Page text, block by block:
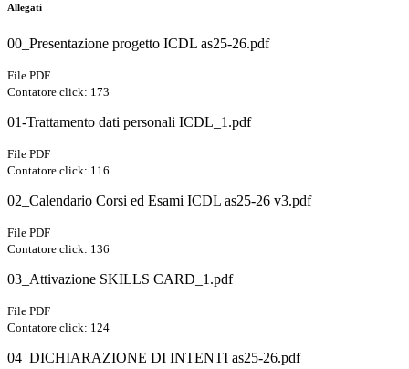
Allegati
00_Presentazione progetto ICDL as25-26.pdf
File PDF
Contatore click: 173
01-Trattamento dati personali ICDL_1.pdf
File PDF
Contatore click: 116
02_Calendario Corsi ed Esami ICDL as25-26 v3.pdf
File PDF
Contatore click: 136
03_Attivazione SKILLS CARD_1.pdf
File PDF
Contatore click: 124
04_DICHIARAZIONE DI INTENTI as25-26.pdf